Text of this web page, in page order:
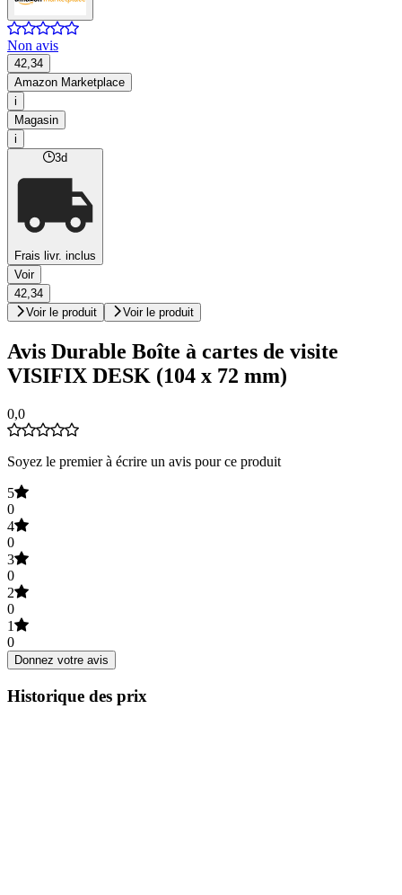
Non avis
42,34
Amazon Marketplace
i
Magasin
i
3d
Frais livr. inclus
Voir
42,34
Voir le produit
Voir le produit
Avis Durable Boîte à cartes de visite
VISIFIX DESK (104 x 72 mm)
0,0
Soyez le premier à écrire un avis pour ce produit
5
0
4
0
3
0
2
0
1
0
Donnez votre avis
Historique des prix